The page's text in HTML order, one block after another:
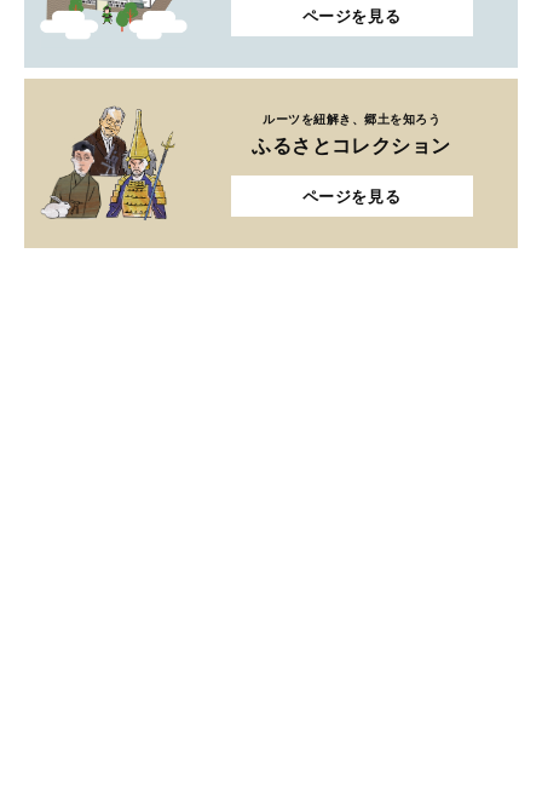
ページを見る
ルーツを紐解き、郷土を知ろう
ふるさとコレクション
ページを見る